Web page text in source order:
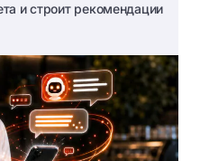
и строит рекомендации